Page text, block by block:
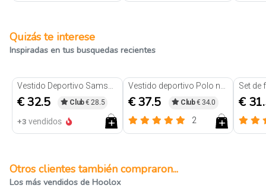
Quizás te interese
Inspiradas en tus busquedas recientes
€ 32.5 Club€ 28.5
+3 vendidos
€ 37.5 Club€ 34.0
2
€
Otros clientes también compraron...
Los más vendidos de Hoolox